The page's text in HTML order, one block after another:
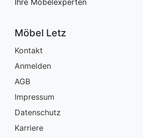
Ihre Möbelexperten
Möbel Letz
Kontakt
Anmelden
AGB
Impressum
Datenschutz
Karriere